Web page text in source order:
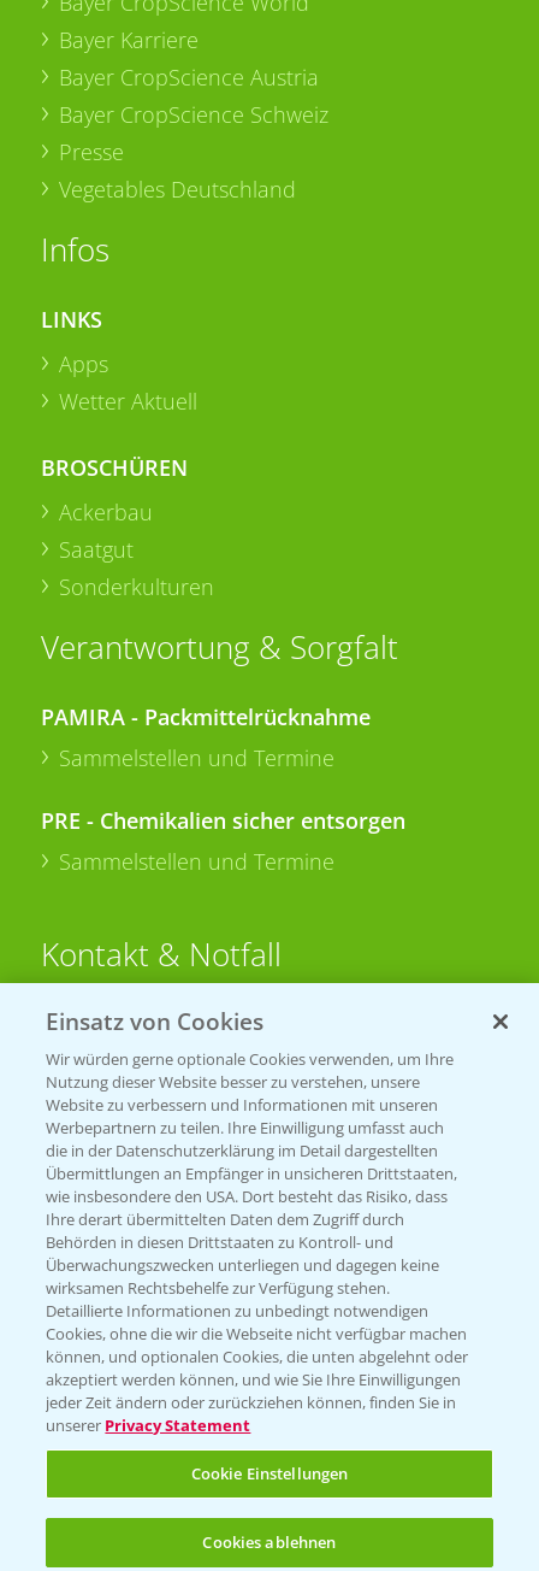
Bayer Karriere
Bayer CropScience Austria
Bayer CropScience Schweiz
Presse
Vegetables Deutschland
Infos
LINKS
Apps
Wetter Aktuell
BROSCHÜREN
Ackerbau
Saatgut
Sonderkulturen
Verantwortung & Sorgfalt
PAMIRA - Packmittelrücknahme
Sammelstellen und Termine
PRE - Chemikalien sicher entsorgen
Sammelstellen und Termine
Kontakt & Notfall
Beratung auf WhatsApp
T.+49 (0)174 346 564 1
KONTAKT
Hilfe in Notfällen
T.+49 (0)214/30-20220
Folgen Sie uns
Einsatz von Cookies
Wir würden gerne optionale Cookies verwenden, um Ihre
Nutzung dieser Website besser zu verstehen, unsere
Website zu verbessern und Informationen mit unseren
Werbepartnern zu teilen. Ihre Einwilligung umfasst auch
die in der Datenschutzerklärung im Detail dargestellten
Übermittlungen an Empfänger in unsicheren Drittstaaten,
wie insbesondere den USA. Dort besteht das Risiko, dass
Ihre derart übermittelten Daten dem Zugriff durch
Behörden in diesen Drittstaaten zu Kontroll- und
Überwachungszwecken unterliegen und dagegen keine
wirksamen Rechtsbehelfe zur Verfügung stehen.
Detaillierte Informationen zu unbedingt notwendigen
Cookies, ohne die wir die Webseite nicht verfügbar machen
können, und optionalen Cookies, die unten abgelehnt oder
akzeptiert werden können, und wie Sie Ihre Einwilligungen
jeder Zeit ändern oder zurückziehen können, finden Sie in
unserer Privacy Statement
Cookie Einstellungen
Cookies ablehnen